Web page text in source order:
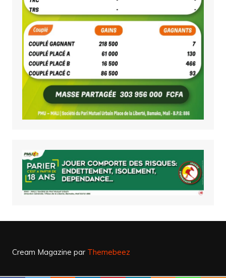
Cream Magazine par Themebeez